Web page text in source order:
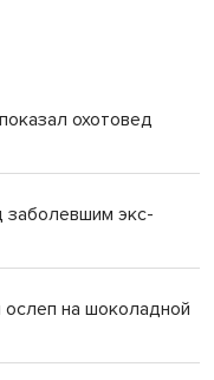
охотовед
заболевшим экс-
на шоколадной